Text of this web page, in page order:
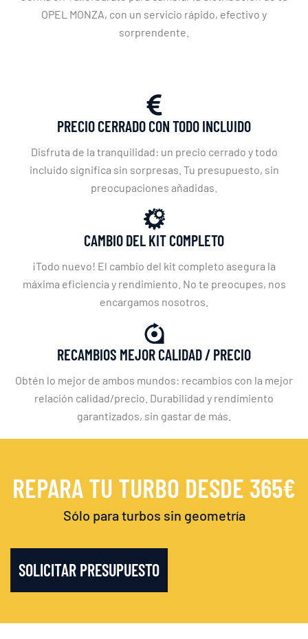
OPEL MONZA, con un servicio rápido, efectivo y
sorprendente.
PRECIO CERRADO CON TODO INCLUIDO
Disfruta de la tranquilidad: un precio cerrado y todo
incluido significa sin sorpresas. Tu presupuesto, sin
preocupaciones añadidas.
CAMBIO DEL KIT COMPLETO
¡Todo nuevo! El cambio del kit completo asegura la
máxima eficiencia y rendimiento. No te preocupes, nos
encargamos nosotros.
RECAMBIOS MEJOR CALIDAD / PRECIO
Obtén lo mejor de ambos mundos: recambios con la mejor
relación calidad/precio. Durabilidad y rendimiento
garantizados, sin gastar de más.
REPARA TU TURBO DESDE 365€
Sólo para turbos sin geometría
SOLICITAR PRESUPUESTO